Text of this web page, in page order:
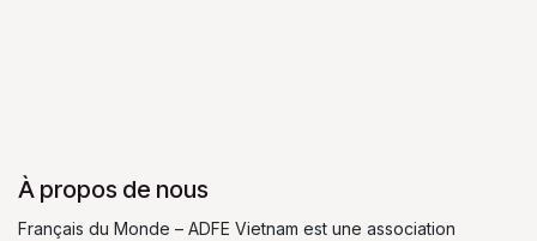
À propos de nous
Français du Monde – ADFE Vietnam est une association